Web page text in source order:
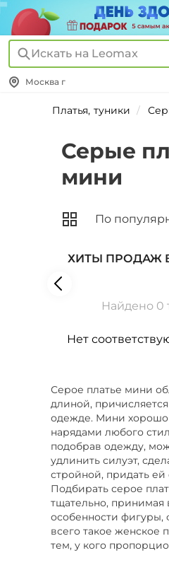
Искать на Leomax
Москва г
Платья, туники
Серые
мини
ХИТЫ ПРОДАЖ
Найдено 0
Нет
Серое платье мини
длиной,
одежде. Мини хорошо
нарядами любого
подобрав одежду,
удлинить силуэт,
стройной, придать ей
Подбирать серое
тщательно, принимая
особенности фигуры,
всего такое женское
тем, у кого